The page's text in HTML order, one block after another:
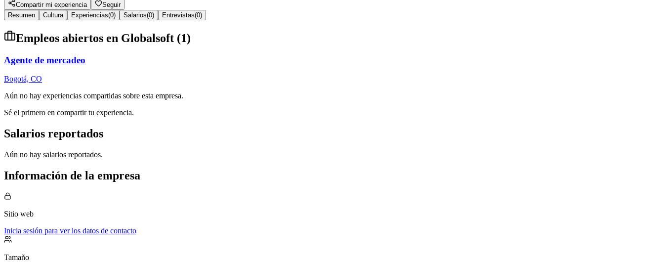
Compartir mi experiencia
Seguir
Resumen
Cultura Experiencias(0) Salarios(0) Entrevistas(0)
Empleos abiertos en Globalsoft (1)
Agente de mercadeo
Bogotá, CO
Aún no hay experiencias compartidas sobre esta empresa.
Sé el primero en compartir tu experiencia.
Salarios reportados
Aún no hay salarios reportados.
Información de la empresa
Sitio web
Inicia sesión para ver los datos de contacto
Tamaño